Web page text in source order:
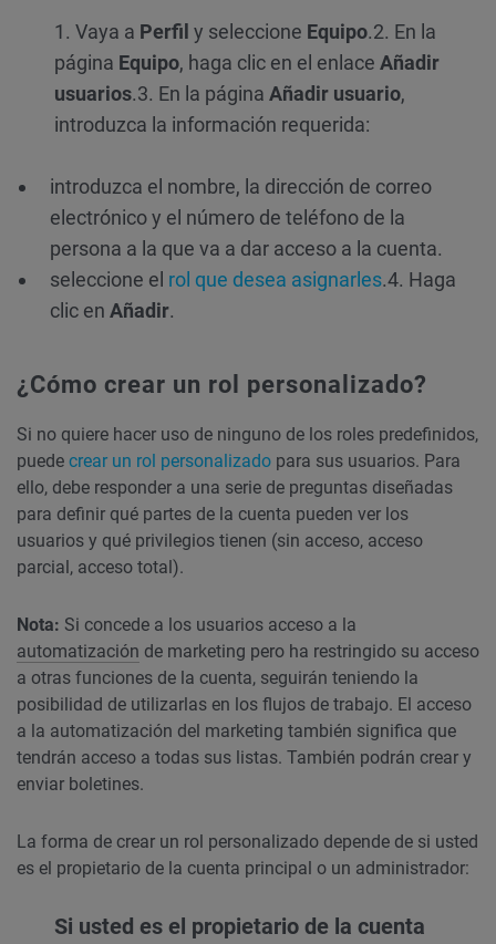
1. Vaya a Perfil y seleccione Equipo.2. En la
página Equipo, haga clic en el enlace Añadir
usuarios.3. En la página Añadir usuario,
introduzca la información requerida:
introduzca el nombre, la dirección de correo
electrónico y el número de teléfono de la
persona a la que va a dar acceso a la cuenta.
seleccione el rol que desea asignarles.4. Haga
clic en Añadir.
¿Cómo crear un rol personalizado?
Si no quiere hacer uso de ninguno de los roles predefinidos,
puede crear un rol personalizado para sus usuarios. Para
ello, debe responder a una serie de preguntas diseñadas
para definir qué partes de la cuenta pueden ver los
usuarios y qué privilegios tienen (sin acceso, acceso
parcial, acceso total).
Nota: Si concede a los usuarios acceso a la
automatización de marketing pero ha restringido su acceso
a otras funciones de la cuenta, seguirán teniendo la
posibilidad de utilizarlas en los flujos de trabajo. El acceso
a la automatización del marketing también significa que
tendrán acceso a todas sus listas. También podrán crear y
enviar boletines.
La forma de crear un rol personalizado depende de si usted
es el propietario de la cuenta principal o un administrador:
Si usted es el propietario de la cuenta